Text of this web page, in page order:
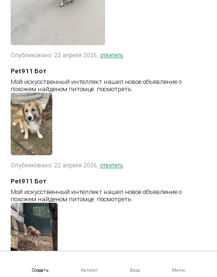
Создать Каталог Вход Меню
Опубликовано: 22 апреля 2026, ответить
Pet911 Бот
Мой искусственный интеллект нашел новое объявление о
похожем найденом питомце. посмотреть
Опубликовано: 22 апреля 2026, ответить
Pet911 Бот
Мой искусственный интеллект нашел новое объявление о
похожем найденом питомце. посмотреть